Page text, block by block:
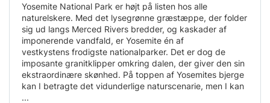
Yosemite National Park er højt på listen hos alle
naturelskere. Med det lysegrønne græstæppe, der folder
sig ud langs Merced Rivers bredder, og kaskader af
imponerende vandfald, er Yosemite én af
vestkystens frodigste nationalparker. Det er dog de
imposante granitklipper omkring dalen, der giver den sin
ekstraordinære skønhed. På toppen af Yosemites bjerge
kan I betragte det vidunderlige naturscenarie, men I kan
...